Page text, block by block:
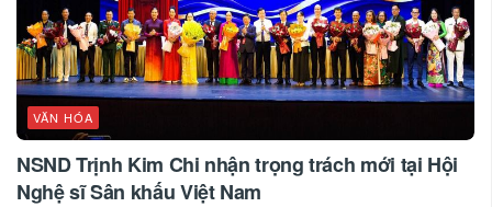
VĂN HÓA
NSND Trịnh Kim Chi nhận trọng trách mới tại Hội
Nghệ sĩ Sân khấu Việt Nam